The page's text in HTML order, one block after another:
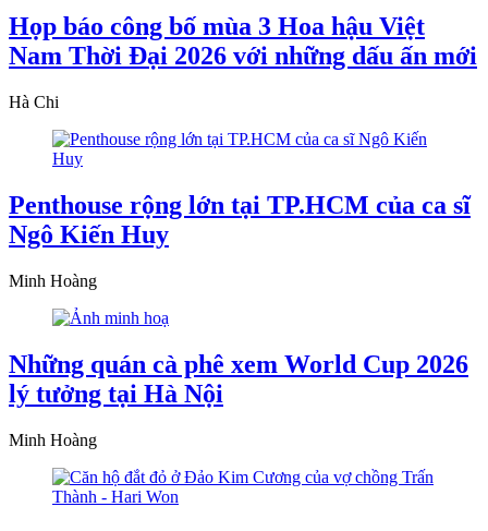
Họp báo công bố mùa 3 Hoa hậu Việt
Nam Thời Đại 2026 với những dấu ấn mới
Hà Chi
Penthouse rộng lớn tại TP.HCM của ca sĩ
Ngô Kiến Huy
Minh Hoàng
Những quán cà phê xem World Cup 2026
lý tưởng tại Hà Nội
Minh Hoàng